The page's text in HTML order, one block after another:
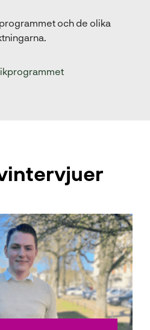
och de olika